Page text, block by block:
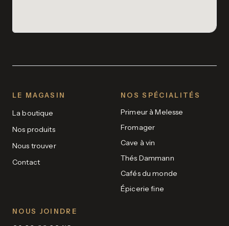
LE MAGASIN
La boutique
Nos produits
Nous trouver
Contact
NOS SPÉCIALITÉS
Primeur à Melesse
Fromager
Cave à vin
Thés Dammann
Cafés du monde
Épicerie fine
NOUS JOINDRE